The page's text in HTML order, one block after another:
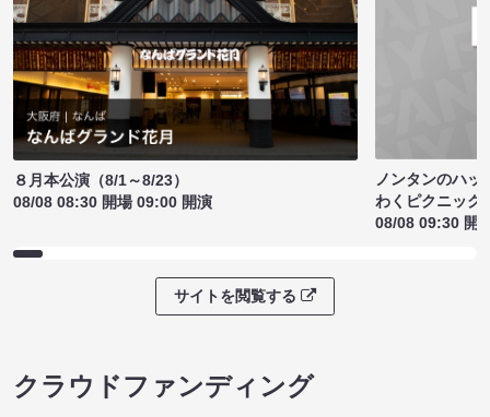
８月本公演（8/1～8/23）
08/08 08:30 開場 09:00 開演
ノンタンのハッ
わくピクニック
08/08 09:30 開
サイトを閲覧する
クラウドファンディング